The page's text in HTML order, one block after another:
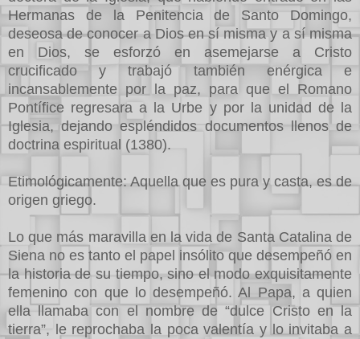
Hermanas de la Penitencia de Santo Domingo,
deseosa de conocer a Dios en sí misma y a sí misma
en Dios, se esforzó en asemejarse a Cristo
crucificado y trabajó también enérgica e
incansablemente por la paz, para que el Romano
Pontífice regresara a la Urbe y por la unidad de la
Iglesia, dejando espléndidos documentos llenos de
doctrina espiritual (1380).
Etimológicamente: Aquella que es pura y casta, es de
origen griego.
Lo que más maravilla en la vida de Santa Catalina de
Siena no es tanto el papel insólito que desempeñó en
la historia de su tiempo, sino el modo exquisitamente
femenino con que lo desempeñó. Al Papa, a quien
ella llamaba con el nombre de “dulce Cristo en la
tierra”, le reprochaba la poca valentía y lo invitaba a